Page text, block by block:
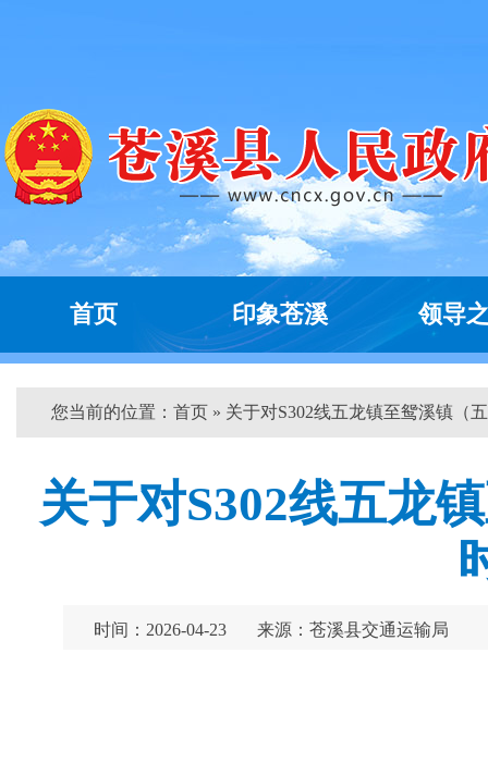
首页 印象苍溪 领导
您当前的位置： 首页 » 关于对S302线五龙镇至鸳溪镇（
关于对S302线五龙
时间：2026-04-23 来源：苍溪县交通运输局